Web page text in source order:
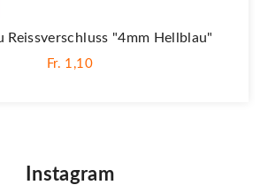
Reissverschluss "4mm Hellblau"
Fr. 1,10
Instagram